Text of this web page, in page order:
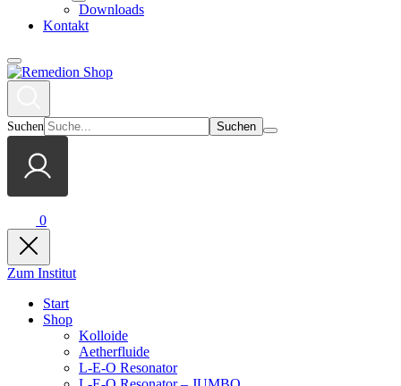
Downloads
Kontakt
Suchen
0
Zum Institut
Start
Shop
Kolloide
Aetherfluide
L-E-O Resonator